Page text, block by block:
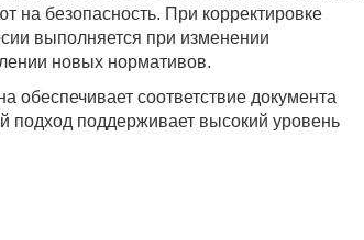
на безопасность. При корректировке
выполняется при изменении
новых нормативов.
обеспечивает соответствие документа
подход поддерживает высокий уровень